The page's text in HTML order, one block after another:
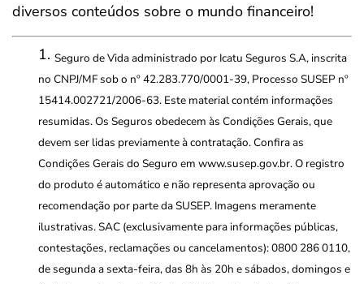
diversos conteúdos sobre o mundo financeiro!
Seguro de Vida administrado por Icatu Seguros S.A, inscrita
no CNPJ/MF sob o nº 42.283.770/0001-39, Processo SUSEP nº
15414.002721/2006-63. Este material contém informações
resumidas. Os Seguros obedecem às Condições Gerais, que
devem ser lidas previamente à contratação. Confira as
Condições Gerais do Seguro em www.susep.gov.br. O registro
do produto é automático e não representa aprovação ou
recomendação por parte da SUSEP. Imagens meramente
ilustrativas. SAC (exclusivamente para informações públicas,
contestações, reclamações ou cancelamentos): 0800 286 0110,
de segunda a sexta-feira, das 8h às 20h e sábados, domingos e